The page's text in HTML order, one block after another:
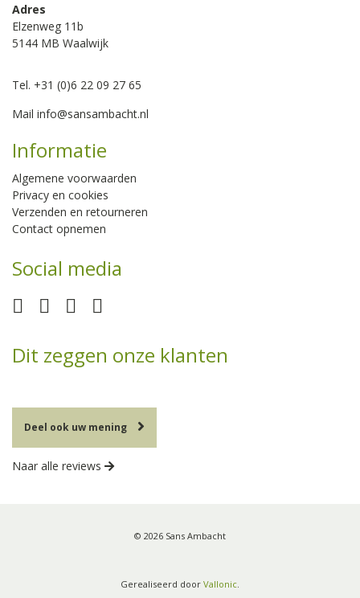
Adres
Elzenweg 11b
5144 MB Waalwijk
Tel. +31 (0)6 22 09 27 65
Mail info@sansambacht.nl
Informatie
Algemene voorwaarden
Privacy en cookies
Verzenden en retourneren
Contact opnemen
Social media
Dit zeggen onze klanten
Deel ook uw mening
Naar alle reviews
© 2026 Sans Ambacht
Gerealiseerd door Vallonic